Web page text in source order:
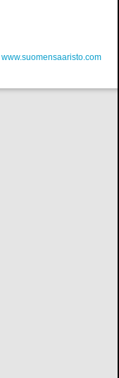
www.suomensaaristo.com